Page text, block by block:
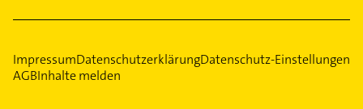
ImpressumDatenschutzerklärungDatenschutz-Einstellungen
AGBInhalte melden